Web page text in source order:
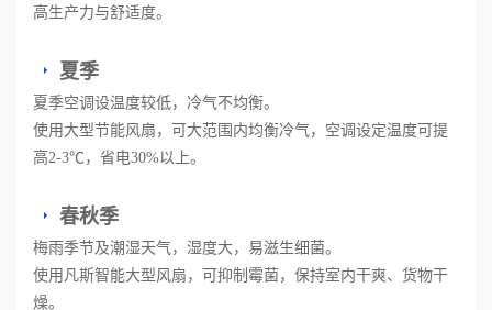
高生产力与舒适度。
夏季
夏季空调设温度较低，冷气不均衡。
使用大型节能风扇，可大范围内均衡冷气，空调设定温度可提
高2-3℃，省电30%以上。
春秋季
梅雨季节及潮湿天气，湿度大，易滋生细菌。
使用凡斯智能大型风扇，可抑制霉菌，保持室内干爽、货物干
燥。